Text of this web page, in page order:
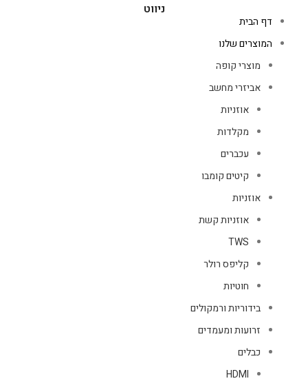
ניווט
דף הבית
המוצרים שלנו
מוצרי קופה
אביזרי מחשב
אוזניות
מקלדות
עכברים
קיטים קומבו
אוזניות
אוזניות קשת
TWS
קליפס רולר
חוטיות
בידוריות ורמקולים
זרועות ומעמדים
כבלים
HDMI